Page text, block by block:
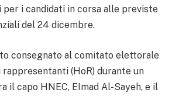
i candidati in corsa alle previste
del 24 dicembre.
consegnato al comitato elettorale
rappresentanti (HoR) durante un
il capo HNEC, EImad Al-Sayeh, e il